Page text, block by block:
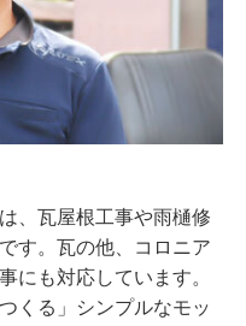
、瓦屋根工事や雨樋修
す。瓦の他、コロニア
にも対応しています。
くる」シンプルなモッ